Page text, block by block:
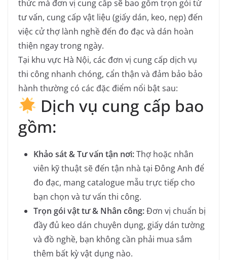
thức mà đơn vị cung cấp sẽ bao gồm trọn gói từ
tư vấn, cung cấp vật liệu (giấy dán, keo, nẹp) đến
việc cử thợ lành nghề đến đo đạc và dán hoàn
thiện ngay trong ngày.
Tại khu vực Hà Nội, các đơn vị cung cấp dịch vụ
thi công nhanh chóng, cẩn thận và đảm bảo bảo
hành thường có các đặc điểm nổi bật sau:
Dịch vụ cung cấp bao
gồm:
Khảo sát & Tư vấn tận nơi:Thợ hoặc nhân
viên kỹ thuật sẽ đến tận nhà tại Đông Anh để
đo đạc, mang catalogue mẫu trực tiếp cho
bạn chọn và tư vấn thi công.
Trọn gói vật tư & Nhân công:Đơn vị chuẩn bị
đầy đủ keo dán chuyên dụng, giấy dán tường
và đồ nghề, bạn không cần phải mua sắm
thêm bất kỳ vật dụng nào.